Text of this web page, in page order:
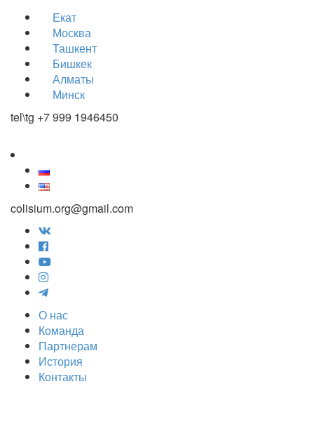
Екат
Москва
Ташкент
Бишкек
Алматы
Минск
tel\tg +7 999 1946450
colisium.org@gmail.com
О нас
Команда
Партнерам
История
Контакты